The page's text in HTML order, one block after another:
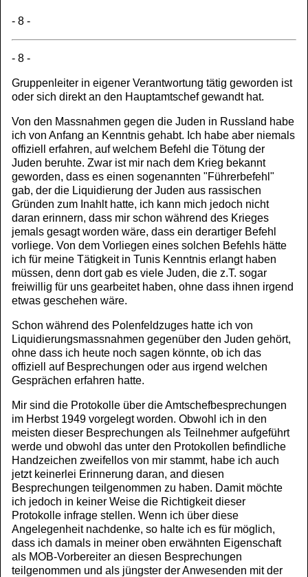
- 8 -
- 8 -
Gruppenleiter in eigener Verantwortung tätig geworden ist
oder sich direkt an den Hauptamtschef gewandt hat.
Von den Massnahmen gegen die Juden in Russland habe
ich von Anfang an Kenntnis gehabt. Ich habe aber niemals
offiziell erfahren, auf welchem Befehl die Tötung der
Juden beruhte. Zwar ist mir nach dem Krieg bekannt
geworden, dass es einen sogenannten "Führerbefehl"
gab, der die Liquidierung der Juden aus rassischen
Gründen zum Inahlt hatte, ich kann mich jedoch nicht
daran erinnern, dass mir schon während des Krieges
jemals gesagt worden wäre, dass ein derartiger Befehl
vorliege. Von dem Vorliegen eines solchen Befehls hätte
ich für meine Tätigkeit in Tunis Kenntnis erlangt haben
müssen, denn dort gab es viele Juden, die z.T. sogar
freiwillig für uns gearbeitet haben, ohne dass ihnen irgend
etwas geschehen wäre.
Schon während des Polenfeldzuges hatte ich von
Liquidierungsmassnahmen gegenüber den Juden gehört,
ohne dass ich heute noch sagen könnte, ob ich das
offiziell auf Besprechungen oder aus irgend welchen
Gesprächen erfahren hatte.
Mir sind die Protokolle über die Amtschefbesprechungen
im Herbst 1949 vorgelegt worden. Obwohl ich in den
meisten dieser Besprechungen als Teilnehmer aufgeführt
werde und obwohl das unter den Protokollen befindliche
Handzeichen zweifellos von mir stammt, habe ich auch
jetzt keinerlei Erinnerung daran, and diesen
Besprechungen teilgenommen zu haben. Damit möchte
ich jedoch in keiner Weise die Richtigkeit dieser
Protokolle infrage stellen. Wenn ich über diese
Angelegenheit nachdenke, so halte ich es für möglich,
dass ich damals in meiner oben erwähnten Eigenschaft
als MOB-Vorbereiter an diesen Besprechungen
teilgenommen und als jüngster der Anwesenden mit der